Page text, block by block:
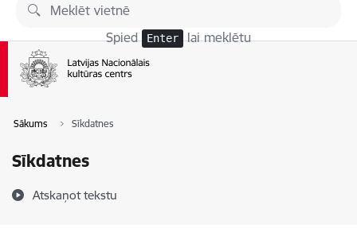
Pāriet uz lapas saturu
Spied Enter lai meklētu
Sākums Sīkdatnes
Sīkdatnes
Atskaņot tekstu